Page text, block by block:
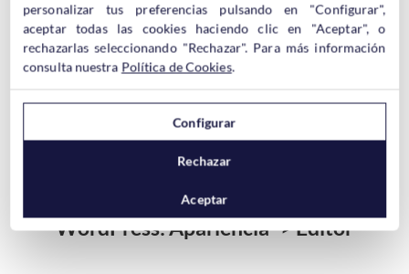
solo indicar que,
si cambias el número de segundos en el
código que hemos puesto correspondería al tiempo que va a
durar la sesión en WordPress
, aunque realmente no importa
mucho poner segundos como para 20 o 40 años. De hecho, con
10 años puede que sea más que suficiente.
Si todo ha ido correctamente ya no volverás a desloguearte
WordPress: Apariencia -> Editor
personalizar tus preferencias pulsando en "Configurar",
aceptar todas las cookies haciendo clic en "Aceptar", o
rechazarlas seleccionando "Rechazar". Para más información
consulta nuestra Política de Cookies.
Configurar
Rechazar
Aceptar